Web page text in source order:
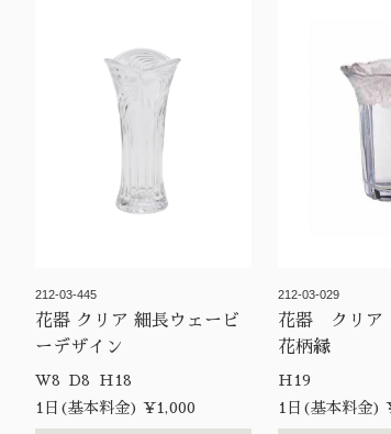
212-03-445
花器 クリア 細長ウェービ
ーデザイン
W8 D8 H18
1日(基本料金) ¥1,000
212-03-029
花器 クリ
花柄縁
H19
1日(基本料金)